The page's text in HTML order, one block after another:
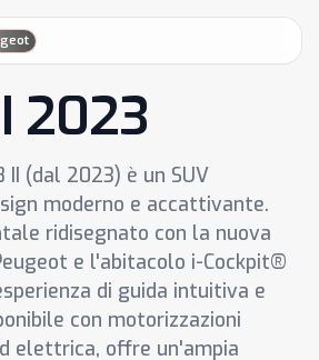
2023
II (dal 2023) è un SUV
moderno e accattivante.
ridisegnato con la nuova
e l'abitacolo i-Cockpit®
di guida intuitiva e
con motorizzazioni
elettrica, offre un'ampia